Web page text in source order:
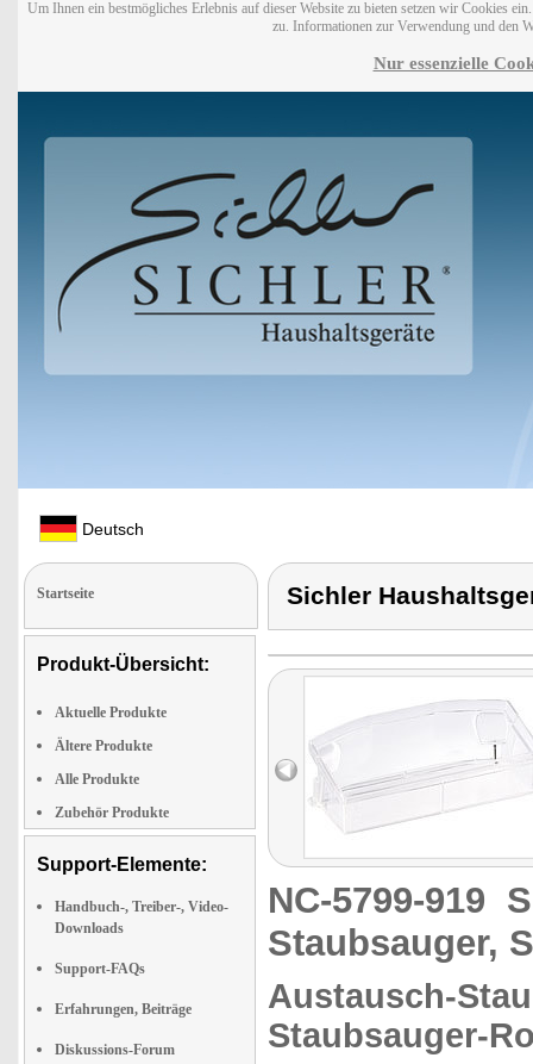
Um Ihnen ein bestmögliches Erlebnis auf dieser Website zu bieten setzen wir Cookies
zu. Informationen zur Verwendung und den
Nur essenzielle
Deutsch
Startseite
Produkt-Übersicht:
Aktuelle Produkte
Ältere Produkte
Alle Produkte
Zubehör Produkte
Support-Elemente:
Handbuch-, Treiber-, Video-
Downloads
Support-FAQs
Erfahrungen, Beiträge
Diskussions-Forum
Sichler
NC-5799-919
Staubsauger,
Austausch-
Staubsauger-